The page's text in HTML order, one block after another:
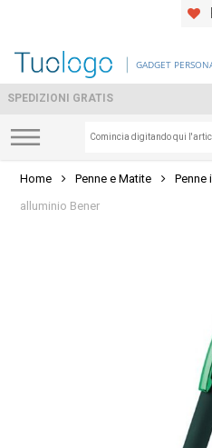
main
GADGET
SPEDIZIONI GRATIS
Home Penne e Matite Penne
alluminio Bener